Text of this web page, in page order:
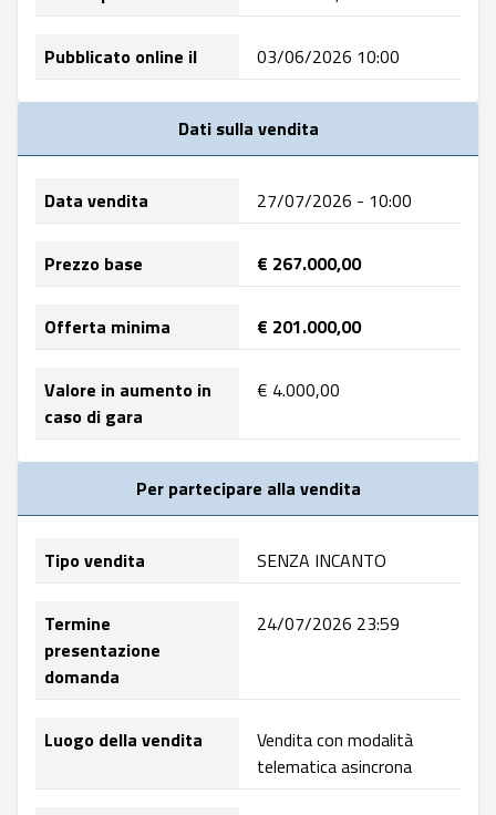
Pubblicato online il 03/06/2026 10:00
Dati sulla vendita
Data vendita 27/07/2026 - 10:00
Prezzo base € 267.000,00
Offerta minima € 201.000,00
Valore in aumento in
caso di gara
€ 4.000,00
Per partecipare alla vendita
Tipo vendita SENZA INCANTO
Termine
presentazione
domanda
24/07/2026 23:59
Luogo della vendita
Vendita con modalità
telematica asincrona